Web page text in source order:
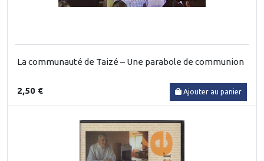
La communauté de Taizé – Une parabole de communion
2,50 € Ajouter au panier